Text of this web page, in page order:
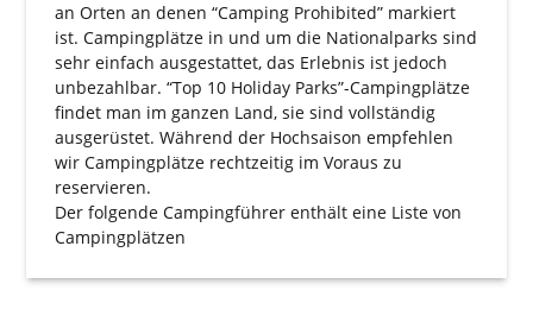
an Orten an denen “Camping Prohibited” markiert
ist. Campingplätze in und um die Nationalparks sind
sehr einfach ausgestattet, das Erlebnis ist jedoch
unbezahlbar. “Top 10 Holiday Parks”-Campingplätze
findet man im ganzen Land, sie sind vollständig
ausgerüstet. Während der Hochsaison empfehlen
wir Campingplätze rechtzeitig im Voraus zu
reservieren.
Der folgendeCampingführer enthält eine Liste von
Campingplätzen